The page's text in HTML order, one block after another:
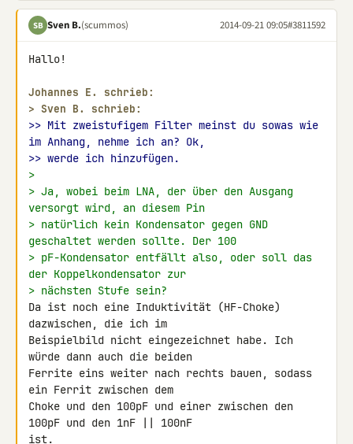
SB Sven B.(scummos) 2014-09-21 09:05#3811592
Hallo!
Johannes E. schrieb:
> Sven B. schrieb:
>> Mit zweistufigem Filter meinst du sowas wie
im Anhang, nehme ich an? Ok,
>> werde ich hinzufügen.
>
> Ja, wobei beim LNA, der über den Ausgang
versorgt wird, an diesem Pin
> natürlich kein Kondensator gegen GND
geschaltet werden sollte. Der 100
> pF-Kondensator entfällt also, oder soll das
der Koppelkondensator zur
> nächsten Stufe sein?
Da ist noch eine Induktivität (HF-Choke)
dazwischen, die ich im
Beispielbild nicht eingezeichnet habe. Ich
würde dann auch die beiden
Ferrite eins weiter nach rechts bauen, sodass
ein Ferrit zwischen dem
Choke und den 100pF und einer zwischen den
100pF und den 1nF || 100nF
ist.